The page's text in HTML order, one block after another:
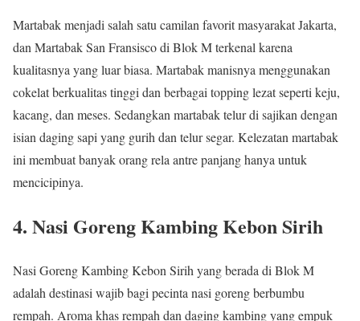
Martabak menjadi salah satu camilan favorit masyarakat Jakarta,
dan Martabak San Fransisco di Blok M terkenal karena
kualitasnya yang luar biasa. Martabak manisnya menggunakan
cokelat berkualitas tinggi dan berbagai topping lezat seperti keju,
kacang, dan meses. Sedangkan martabak telur di sajikan dengan
isian daging sapi yang gurih dan telur segar. Kelezatan martabak
ini membuat banyak orang rela antre panjang hanya untuk
mencicipinya.
4. Nasi Goreng Kambing Kebon Sirih
Nasi Goreng Kambing Kebon Sirih yang berada di Blok M
adalah destinasi wajib bagi pecinta nasi goreng berbumbu
rempah. Aroma khas rempah dan daging kambing yang empuk